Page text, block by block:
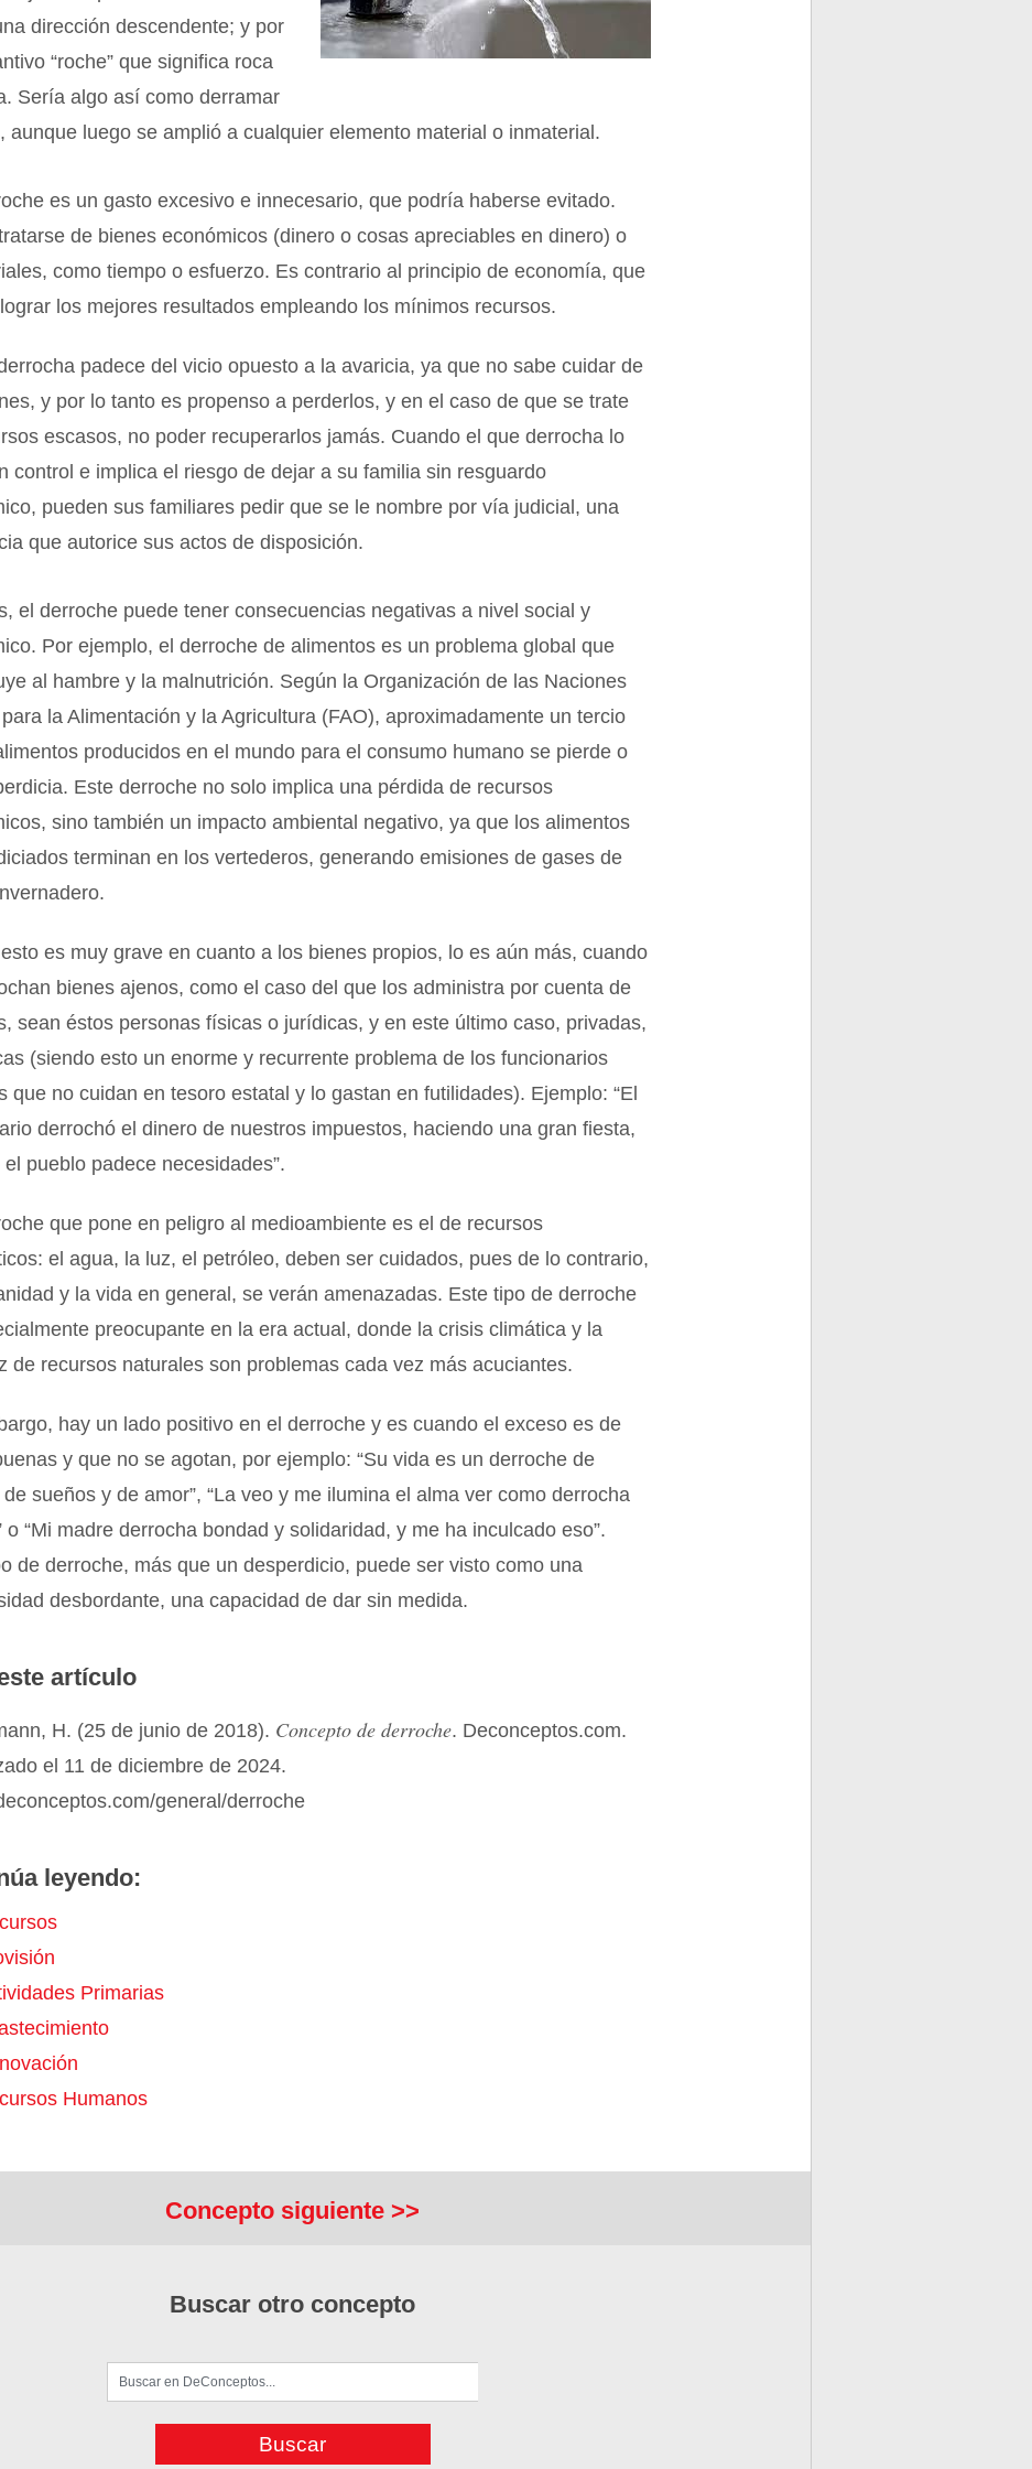
dirección descendente; y por
“roche” que significa roca
Sería algo así como derramar
aunque luego se amplió a cualquier elemento material o inmaterial.
es un gasto excesivo e innecesario, que podría haberse evitado.
de bienes económicos (dinero o cosas apreciables en dinero) o
como tiempo o esfuerzo. Es contrario al principio de economía, que
los mejores resultados empleando los mínimos recursos.
padece del vicio opuesto a la avaricia, ya que no sabe cuidar de
y por lo tanto es propenso a perderlos, y en el caso de que se trate
escasos, no poder recuperarlos jamás. Cuando el que derrocha lo
control e implica el riesgo de dejar a su familia sin resguardo
pueden sus familiares pedir que se le nombre por vía judicial, una
que autorice sus actos de disposición.
el derroche puede tener consecuencias negativas a nivel social y
Por ejemplo, el derroche de alimentos es un problema global que
al hambre y la malnutrición. Según la Organización de las Naciones
la Alimentación y la Agricultura (FAO), aproximadamente un tercio
producidos en el mundo para el consumo humano se pierde o
Este derroche no solo implica una pérdida de recursos
sino también un impacto ambiental negativo, ya que los alimentos
terminan en los vertederos, generando emisiones de gases de
es muy grave en cuanto a los bienes propios, lo es aún más, cuando
bienes ajenos, como el caso del que los administra por cuenta de
sean éstos personas físicas o jurídicas, y en este último caso, privadas,
(siendo esto un enorme y recurrente problema de los funcionarios
que no cuidan en tesoro estatal y lo gastan en futilidades). Ejemplo: “El
derrochó el dinero de nuestros impuestos, haciendo una gran fiesta,
pueblo padece necesidades”.
que pone en peligro al medioambiente es el de recursos
el agua, la luz, el petróleo, deben ser cuidados, pues de lo contrario,
y la vida en general, se verán amenazadas. Este tipo de derroche
preocupante en la era actual, donde la crisis climática y la
de recursos naturales son problemas cada vez más acuciantes.
hay un lado positivo en el derroche y es cuando el exceso es de
y que no se agotan, por ejemplo: “Su vida es un derroche de
sueños y de amor”, “La veo y me ilumina el alma ver como derrocha
o “Mi madre derrocha bondad y solidaridad, y me ha inculcado eso”.
de derroche, más que un desperdicio, puede ser visto como una
desbordante, una capacidad de dar sin medida.
artículo
H. (25 de junio de 2018). Concepto de derroche. Deconceptos.com.
el 11 de diciembre de 2024.
general/derroche
leyendo:
Primarias
Humanos
Concepto siguiente >>
Buscar otro concepto